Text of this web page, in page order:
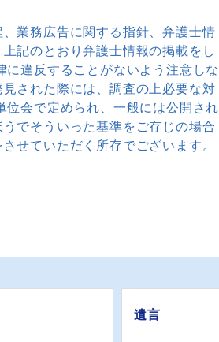
業務広告に関する指針、弁護士情
記のとおり弁護士情報の掲載をし
違反することがないよう注意しな
された際には、調査の上必要な対
会で定められ、一般には公開され
でそういった基準をご存じの場合
せていただく所存でございます。
遺言